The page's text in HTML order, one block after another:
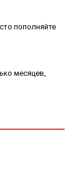
пополняйте
месяцев,